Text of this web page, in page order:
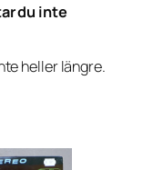
du inte
heller längre.